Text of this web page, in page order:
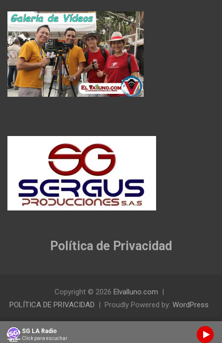
Política de Privacidad
Copyright © 2026 Elvalluno.com
POLÍTICA DE PRIVACIDAD
Proudly Powered by: WordPress
SG LA Radio
Click para escuchar